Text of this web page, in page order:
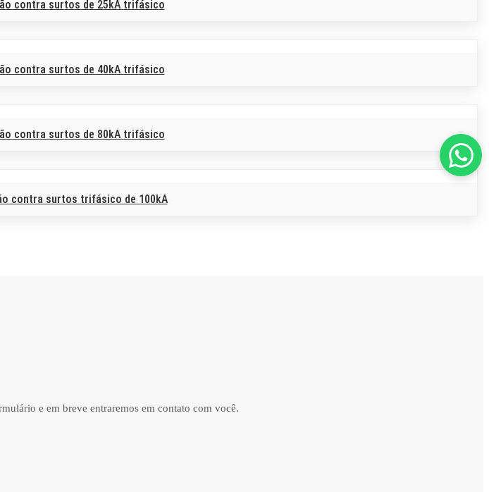
contra surtos de 25kA trifásico
contra surtos de 40kA trifásico
contra surtos de 80kA trifásico
contra surtos trifásico de 100kA
e em breve entraremos em contato com você.